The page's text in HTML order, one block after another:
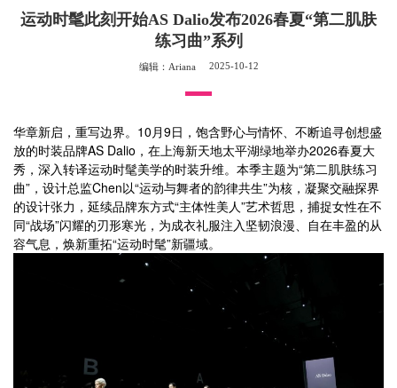
运动时髦此刻开始AS Dalio发布2026春夏“第二肌肤
练习曲”系列
编辑：Ariana 2025-10-12
华章新启，重写边界。10月9日，饱含野心与情怀、不断追寻创想盛
放的时装品牌AS Dalio，在上海新天地太平湖绿地举办2026春夏大
秀，深入转译运动时髦美学的时装升维。本季主题为“第二肌肤练习
曲”，设计总监Chen以“运动与舞者的韵律共生”为核，凝聚交融探界
的设计张力，延续品牌东方式“主体性美人”艺术哲思，捕捉女性在不
同“战场”闪耀的刃形寒光，为成衣礼服注入坚韧浪漫、自在丰盈的从
容气息，焕新重拓“运动时髦”新疆域。